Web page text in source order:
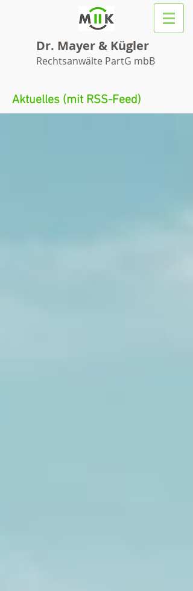
Dr. Mayer & Kügler
Rechtsanwälte PartG mbB
Aktuelles (mit RSS-Feed)